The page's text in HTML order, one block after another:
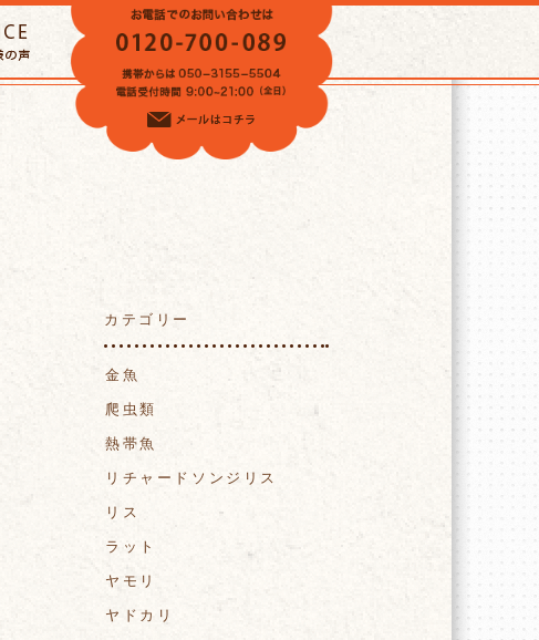
VOICE
カテゴリー
金魚
爬虫類
熱帯魚
リチャードソンジリス
リス
ラット
ヤモリ
ヤドカリ